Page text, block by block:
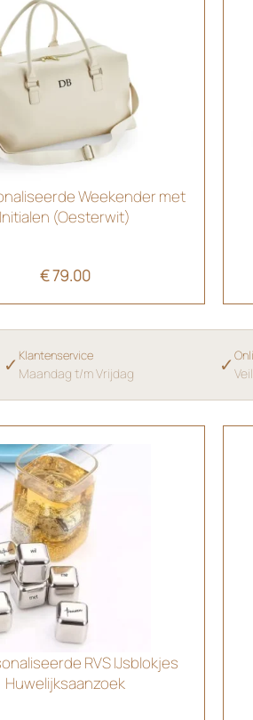
Weekender met
Initialen (Oesterwit)
€79.00
✓ Klantenservice
Maandag t/m Vrijdag ✓
RVS IJsblokjes
Huwelijksaanzoek